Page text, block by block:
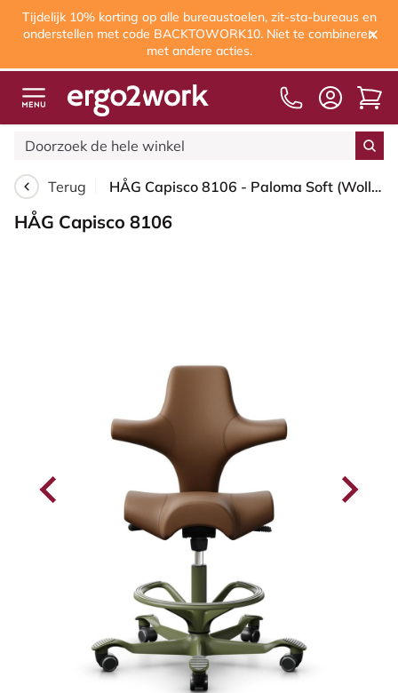
Tijdelijk 10% korting op alle bureaustoelen, zit-sta-bureaus en
onderstellen met code BACKTOWORK10. Niet te combineren
met andere acties.
Terug HÅG Capisco 8106 - Paloma Soft (Wollsdorf) - Semi-aniline Leder - PL05429 Cognac - Framekleur - Moss Grey - Gasveer - 200 mm (Zithoogte 46-64cm) - Vloercontact - Harde wielen t.b.v. zachte vloeren - Voetenring - Ja, in framekleur - Voetster - Nee, voet...
HÅG Capisco 8106